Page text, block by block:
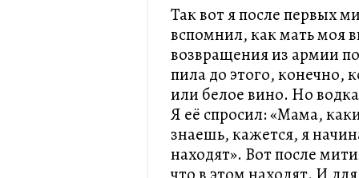
Так вот я после первых
вспомнил, как мать моя
возвращения из армии
пила до этого, конечно,
или белое вино. Но
Я её спросил: «Мама,
знаешь, кажется, я
находят». Вот после